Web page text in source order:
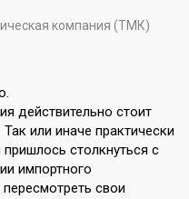
компания (ТМК)
действительно стоит
или иначе практически
столкнуться с
импортного
свои